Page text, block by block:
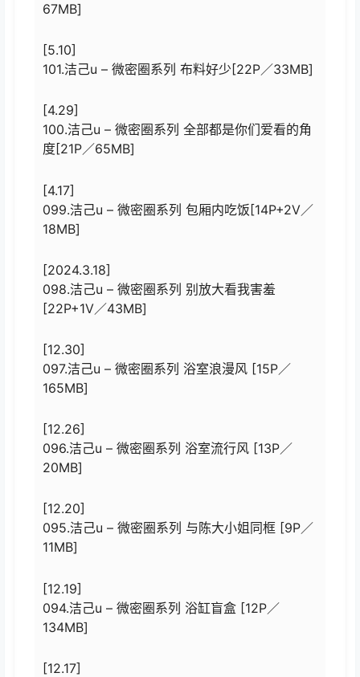
67MB]
[5.10]
101.洁己u – 微密圈系列 布料好少[22P／33MB]
[4.29]
100.洁己u – 微密圈系列 全部都是你们爱看的角
度[21P／65MB]
[4.17]
099.洁己u – 微密圈系列 包厢内吃饭[14P+2V／
18MB]
[2024.3.18]
098.洁己u – 微密圈系列 别放大看我害羞
[22P+1V／43MB]
[12.30]
097.洁己u – 微密圈系列 浴室浪漫风 [15P／
165MB]
[12.26]
096.洁己u – 微密圈系列 浴室流行风 [13P／
20MB]
[12.20]
095.洁己u – 微密圈系列 与陈大小姐同框 [9P／
11MB]
[12.19]
094.洁己u – 微密圈系列 浴缸盲盒 [12P／
134MB]
[12.17]